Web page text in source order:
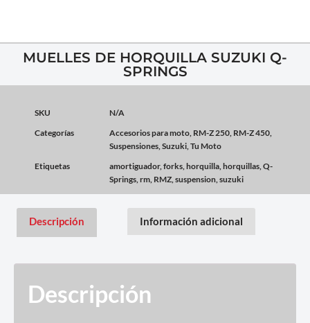
MUELLES DE HORQUILLA SUZUKI Q-
SPRINGS
SKU
N/A
Categorías
Accesorios para moto RM-Z 250 RM-Z 450
Suspensiones Suzuki Tu Moto
Etiquetas
amortiguador, forks horquilla horquillas Q-
Springs rm RMZ suspension suzuki
Descripción Información adicional
Descripción